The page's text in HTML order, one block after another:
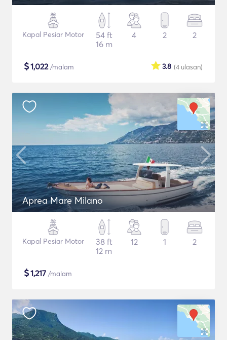
Kapal Pesiar Motor
54 ft
16 m
4 2 2
$1,022/malam (4 ulasan)
3.8
Aprea Mare Milano
Kapal Pesiar Motor
38 ft
12 m
12 1 2
$1,217 /malam